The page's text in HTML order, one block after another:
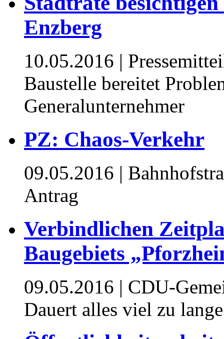
Enzberg
10.05.2016 |
Baustelle bereitet
Generalunternehmer
PZ: Chaos-Verkehr
09.05.2016 |
Antrag
Verbindlichen
Baugebiets
09.05.2016 | CDU-
Dauert alles viel zu lange